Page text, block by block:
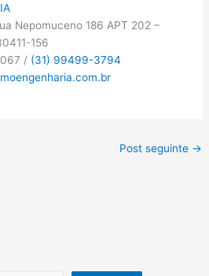
Nepomuceno 186 APT 202 –
156
/ (31) 99499-3794
Post seguinte →